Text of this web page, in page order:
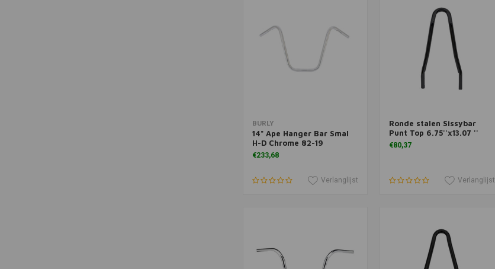
Toevoegen aan winkelwagen
BURLY
14" Ape Hanger Bar Smal
H-D Chrome 82-19
€233,68
Verlanglijst
Toevoegen aan winkelwagen
Ronde stalen Sissybar
Punt Top 6.75''x13.07 ''
€80,37
Verlanglijst